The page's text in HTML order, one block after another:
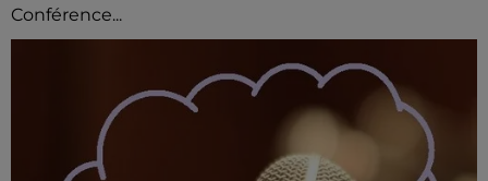
Conférence...